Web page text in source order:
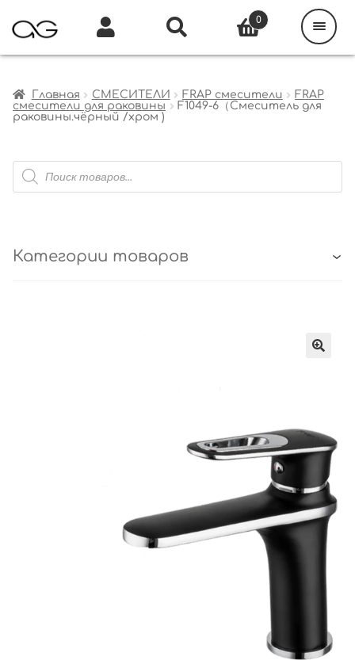
Главная СМЕСИТЕЛИ FRAP смесители
FRAP
смесители для раковины
F1049-6（Смеситель для
раковины.чёрный /хром )
Поиск
товаров
Категории товаров
0